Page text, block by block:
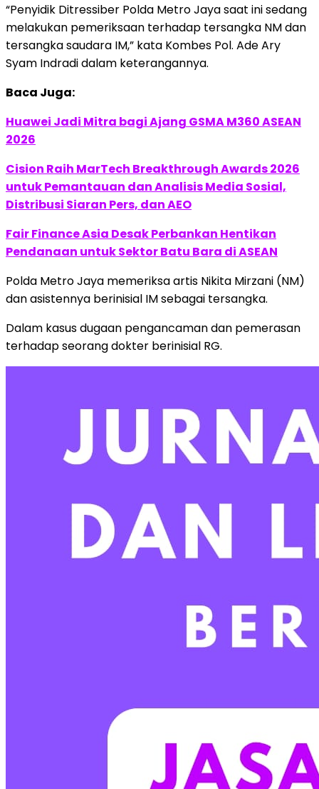
“Penyidik Ditressiber Polda Metro Jaya saat ini sedang
melakukan pemeriksaan terhadap tersangka NM dan
tersangka saudara IM,” kata Kombes Pol. Ade Ary
Syam Indradi dalam keterangannya.
Baca Juga:
Huawei Jadi Mitra bagi Ajang GSMA M360 ASEAN
2026
Cision Raih MarTech Breakthrough Awards 2026
untuk Pemantauan dan Analisis Media Sosial,
Distribusi Siaran Pers, dan AEO
Fair Finance Asia Desak Perbankan Hentikan
Pendanaan untuk Sektor Batu Bara di ASEAN
Polda Metro Jaya memeriksa artis Nikita Mirzani (NM)
dan asistennya berinisial IM sebagai tersangka.
Dalam kasus dugaan pengancaman dan pemerasan
terhadap seorang dokter berinisial RG.